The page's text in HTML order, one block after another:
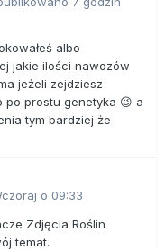
albo
jakie ilości nawozów
jeżeli zejdziesz
po prostu genetyka 😉 a
tym bardziej że
o 09:33
Zdjęcia Roślin
temat.